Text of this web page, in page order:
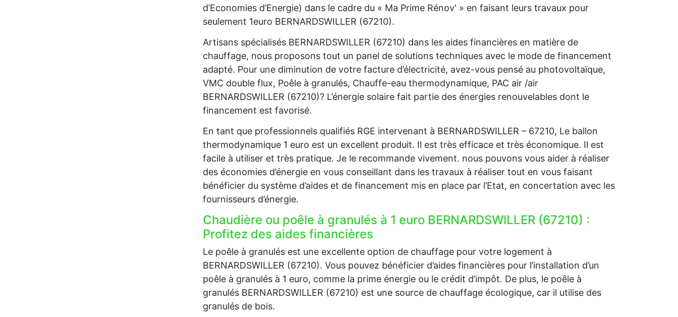
d’Economies d’Energie) dans le cadre du « Ma Prime Rénov' » en faisant leurs travaux pour
seulement 1euro BERNARDSWILLER (67210).
Artisans spécialisés BERNARDSWILLER (67210) dans les aides financières en matière de
chauffage, nous proposons tout un panel de solutions techniques avec le mode de financement
adapté. Pour une diminution de votre facture d’électricité, avez-vous pensé au photovoltaïque,
VMC double flux, Poêle à granulés, Chauffe-eau thermodynamique, PAC air /air
BERNARDSWILLER (67210)? L’énergie solaire fait partie des énergies renouvelables dont le
financement est favorisé.
En tant que professionnels qualifiés RGE intervenant à BERNARDSWILLER – 67210, Le ballon
thermodynamique 1 euro est un excellent produit. Il est très efficace et très économique. Il est
facile à utiliser et très pratique. Je le recommande vivement. nous pouvons vous aider à réaliser
des économies d’énergie en vous conseillant dans les travaux à réaliser tout en vous faisant
bénéficier du système d’aides et de financement mis en place par l’Etat, en concertation avec les
fournisseurs d’énergie.
Chaudière ou poêle à granulés à 1 euro BERNARDSWILLER (67210) :
Profitez des aides financières
Le poêle à granulés est une excellente option de chauffage pour votre logement à
BERNARDSWILLER (67210). Vous pouvez bénéficier d’aides financières pour l’installation d’un
poêle à granulés à 1 euro, comme la prime énergie ou le crédit d’impôt. De plus, le poêle à
granulés BERNARDSWILLER (67210) est une source de chauffage écologique, car il utilise des
granulés de bois.